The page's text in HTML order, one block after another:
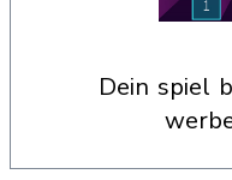
dein spiel beginnt nach dieser